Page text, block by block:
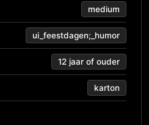
medium
ui_feestdagen;_humor
12 jaar of ouder
karton